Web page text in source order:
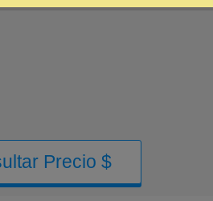
Precio $